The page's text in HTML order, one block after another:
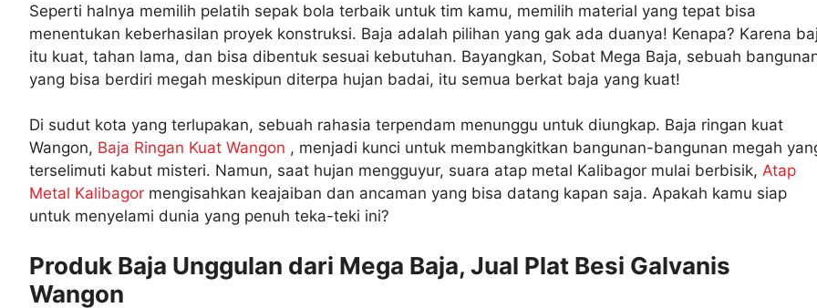
Seperti halnya memilih pelatih sepak bola terbaik untuk tim kamu, memilih material yang tepat bisa
menentukan keberhasilan proyek konstruksi. Baja adalah pilihan yang gak ada duanya! Kenapa? Karena
itu kuat, tahan lama, dan bisa dibentuk sesuai kebutuhan. Bayangkan, Sobat Mega Baja, sebuah
yang bisa berdiri megah meskipun diterpa hujan badai, itu semua berkat baja yang kuat!
Di sudut kota yang terlupakan, sebuah rahasia terpendam menunggu untuk diungkap. Baja ringan kuat
Wangon, Baja Ringan Kuat Wangon , menjadi kunci untuk membangkitkan bangunan-bangunan megah
terselimuti kabut misteri. Namun, saat hujan mengguyur, suara atap metal Kalibagor mulai berbisik, Atap
Metal Kalibagor mengisahkan keajaiban dan ancaman yang bisa datang kapan saja. Apakah kamu siap
untuk menyelami dunia yang penuh teka-teki ini?
Produk Baja Unggulan dari Mega Baja, Jual Plat Besi Galvanis
Wangon